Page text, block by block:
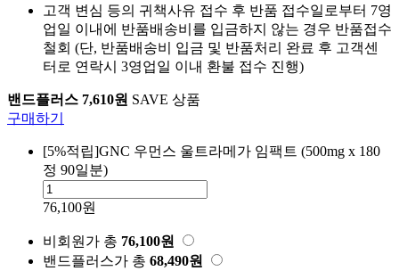
고객 변심 등의 귀책사유 접수 후 반품 접수일로부터 7영
업일 이내에 반품배송비를 입금하지 않는 경우 반품접수
철회 (단, 반품배송비 입금 및 반품처리 완료 후 고객센
터로 연락시 3영업일 이내 환불 접수 진행)
밴드플러스 7,610원 SAVE 상품
구매하기
[5%적립]GNC 우먼스 울트라메가 임팩트 (500mg x 180
정 90일분)
76,100원
비회원가 총 76,100원
밴드플러스가 총 68,490원